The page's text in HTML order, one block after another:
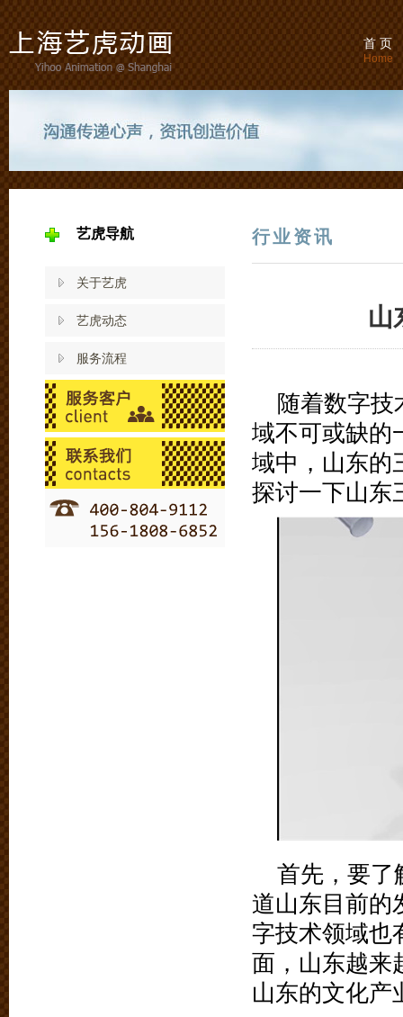
首 页
Home
艺虎导航
关于艺虎
艺虎动态
服务流程
行业资讯
山
随着数字
域不可或缺的
域中，山东的
探讨一下山东
首先，要了
道山东目前的
字技术领域也
面，山东越来
山东的文化产